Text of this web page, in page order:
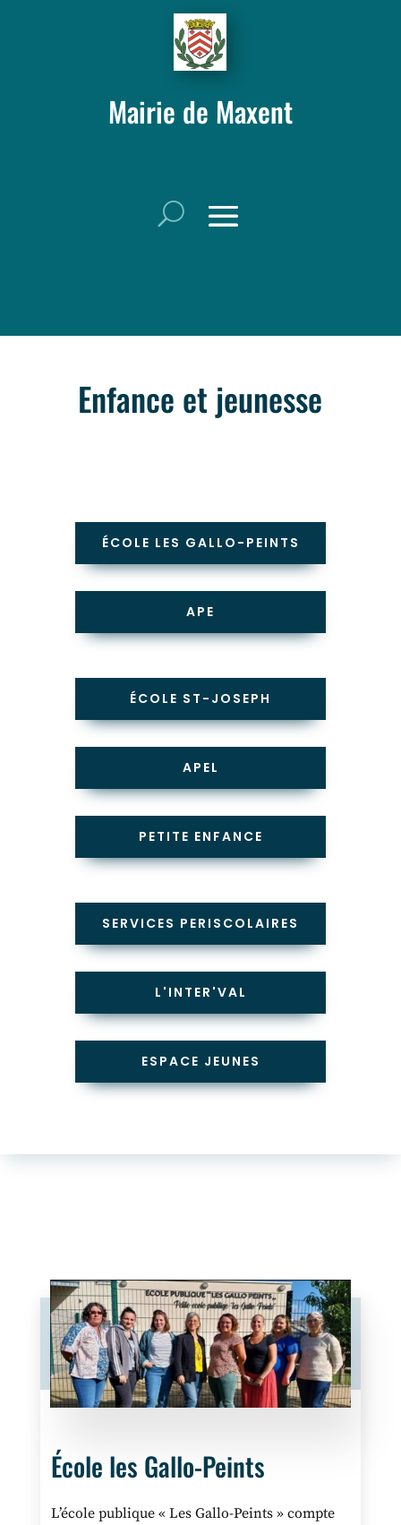
Mairie de Maxent
Enfance et jeunesse
ÉCOLE LES GALLO-PEINTS
APE
ÉCOLE ST-JOSEPH
APEL
PETITE ENFANCE
SERVICES PERISCOLAIRES
L'INTER'VAL
ESPACE JEUNES
École les Gallo-Peints
L’école publique « Les Gallo-Peints » compte